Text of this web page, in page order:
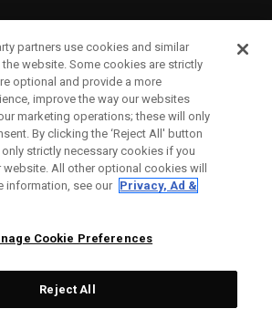
RECHTLICHES-
partners use cookies and similar
website. Some cookies are strictly
optional and provide a more
improve the way our websites
marketing operations; these will only
By clicking the ‘Reject All' button
strictly necessary cookies if you
All other optional cookies will
information, see our Privacy, Ad &
Cookie Preferences
Reject All